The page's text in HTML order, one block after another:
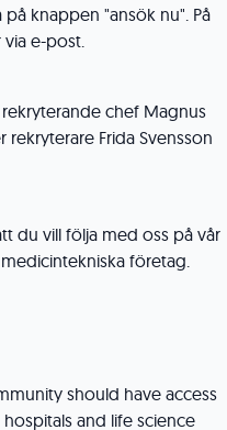
knappen "ansök nu". På
via e-post.
chef Magnus
Frida Svensson
du vill följa med oss på vår
företag.
should have access
and life science